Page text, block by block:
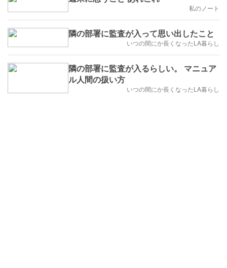
私のノート
隣の部署に監査が入って思い出したこと
いつの間にか長くなったLA暮らし
隣の部署に監査が入るらしい。 マニュア
ル人間の扱い方
いつの間にか長くなったLA暮らし